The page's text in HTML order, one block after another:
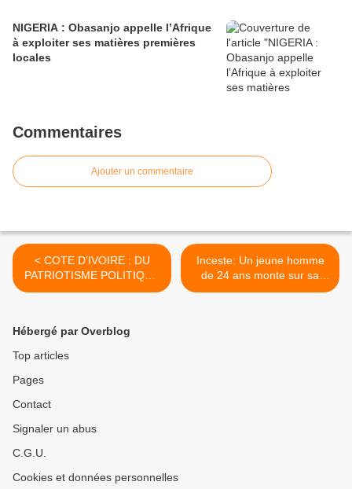
NIGERIA : Obasanjo appelle l’Afrique
à exploiter ses matières premières
locales
Commentaires
Ajouter un commentaire
< COTE D’IVOIRE : DU
PATRIOTISME POLITIQUE
AU PATRIOTISME
Inceste: Un jeune homme
de 24 ans monte sur sa
propre maman >
Hébergé par Overblog
Top articles
Pages
Contact
Signaler un abus
C.G.U.
Cookies et données personnelles